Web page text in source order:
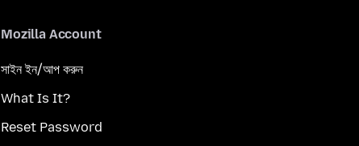
Mozilla Account
সাইন ইন/আপ করুন
What Is It?
Reset Password